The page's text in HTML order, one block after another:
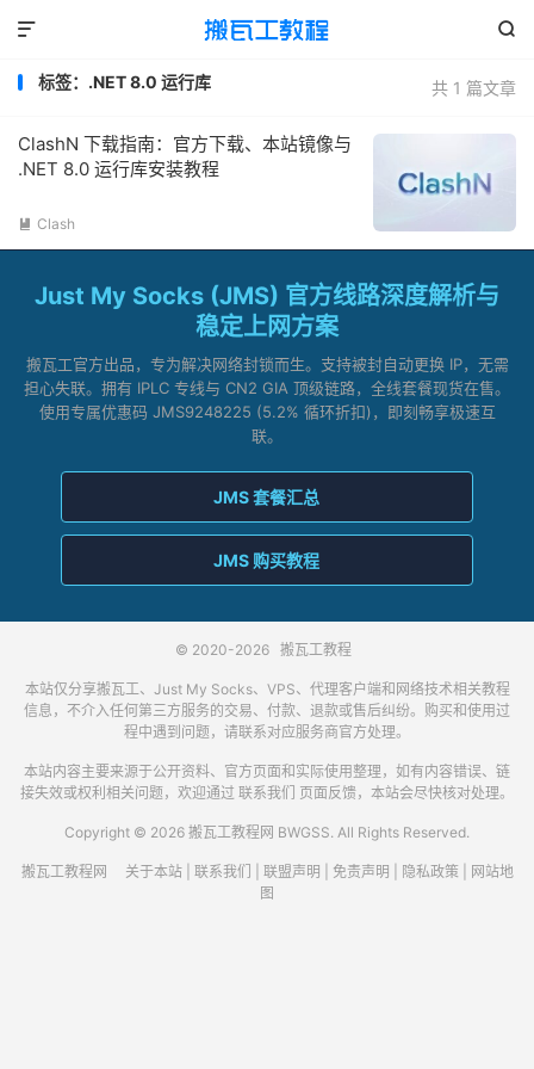


共 1 篇文章
标签：.NET 8.0 运行库
ClashN 下载指南：官方下载、本站镜像与
.NET 8.0 运行库安装教程
 Clash
Just My Socks (JMS) 官方线路深度解析与
稳定上网方案
搬瓦工官方出品，专为解决网络封锁而生。支持被封自动更换 IP，无需
担心失联。拥有 IPLC 专线与 CN2 GIA 顶级链路，全线套餐现货在售。
使用专属优惠码 JMS9248225 (5.2% 循环折扣)，即刻畅享极速互
联。
JMS 套餐汇总
JMS 购买教程
© 2020-2026 搬瓦工教程
本站仅分享搬瓦工、Just My Socks、VPS、代理客户端和网络技术相关教程
信息，不介入任何第三方服务的交易、付款、退款或售后纠纷。购买和使用过
程中遇到问题，请联系对应服务商官方处理。
本站内容主要来源于公开资料、官方页面和实际使用整理，如有内容错误、链
接失效或权利相关问题，欢迎通过 联系我们 页面反馈，本站会尽快核对处理。
Copyright © 2026 搬瓦工教程网 BWGSS. All Rights Reserved.
搬瓦工教程网 关于本站| 联系我们 联盟声明 免责声明 隐私政策
网站地
图